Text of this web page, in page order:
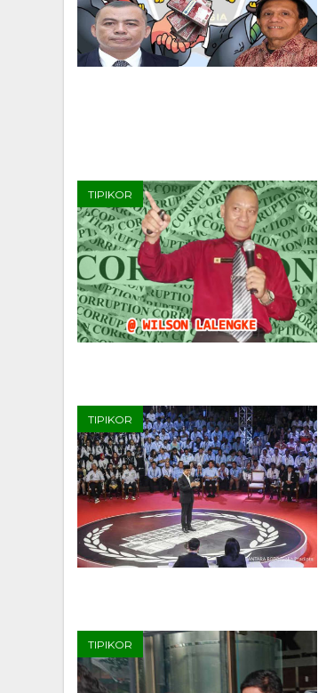
TIPIKOR
TIPIKOR
TIPIKOR